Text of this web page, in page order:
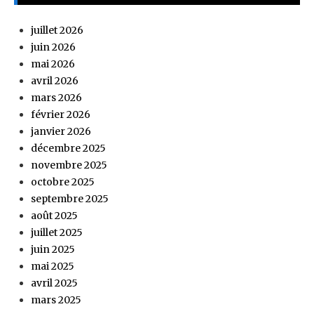
juillet 2026
juin 2026
mai 2026
avril 2026
mars 2026
février 2026
janvier 2026
décembre 2025
novembre 2025
octobre 2025
septembre 2025
août 2025
juillet 2025
juin 2025
mai 2025
avril 2025
mars 2025